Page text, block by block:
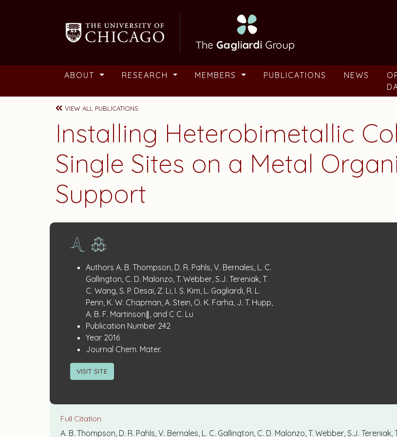
ABOUT RESEARCH MEMBERS PUBLICATIONS NEWS
VIEW ALL PUBLICATIONS
Installing Heterobimetallic
Single Sites on a Metal
Support
Publication
Details
Authors A. B. Thompson, D. R. Pahls, V. Bernales, L. C.
Gallington, C. D. Malonzo, T. Webber, S.J. Tereniak, T.
C. Wang, S. P. Desai, Z. Li, I. S. Kim, L. Gagliardi, R. L.
Penn, K. W. Chapman, A. Stein, O. K. Farha, J. T. Hupp,
A. B. F. Martinson∥, and C C. Lu
Publication Number: 242
Year: 2016
Journal Chem. Mater.
VISIT SITE
Full Citation
A. B. Thompson, D. R. Pahls, V. Bernales, L. C. Gallington, C. D. Malonzo, T. Webber, S.J. Tereniak,